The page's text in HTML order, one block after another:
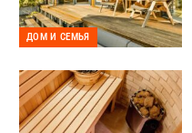
ДОМ И СЕМЬЯ